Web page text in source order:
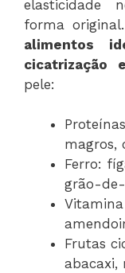
elasticidade
forma
alimentos
cicatrização
pele:
magros,
Ferro:
grão-
Frutas
abacaxi,